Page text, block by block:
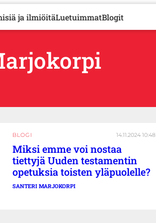
ja ilmiöitäLuetuimmatBlogit
BLOGI 14.11.2024 10:48
Miksi emme voi nostaa
tiettyjä Uuden testamentin
opetuksia toisten yläpuolelle?
SANTERI MARJOKORPI